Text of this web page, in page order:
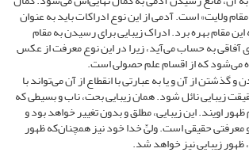
ولایت» است. آدمی از این نوع ادراکات باید به عنوان
مقام بهره برد. ادراک زیبایی برای رسیدن به مقام
آفاقی به حساب می‌آید، زیرا در این نوع معرفت از عکس
که از اقسام علم حصولی است.
گذشتن از آن و یا به عبارتی با انقطاع از آن می‌تواند با
زیبایی نائل شود. همان زیبایی بحت، ناب و بسیطی که
ظهور اویند. این زیبایی، مطلق و بدون تغییر خواهد بود و
حقیقی است. ولیِّ خدا خود نیز همچنان‌که ظهور
زیبایی نیز خواهد شد.